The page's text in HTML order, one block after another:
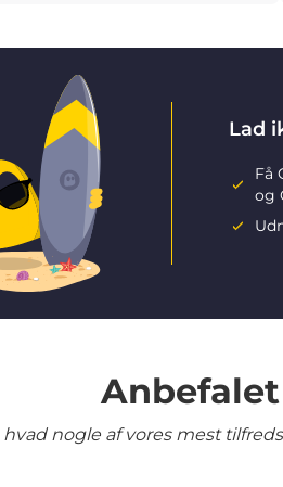
Lad
Få
og
hvad nogle af vores mest